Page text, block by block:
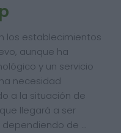
los establecimientos
aunque ha
y un servicio
necesidad
a la situación de
llegará a ser
de …